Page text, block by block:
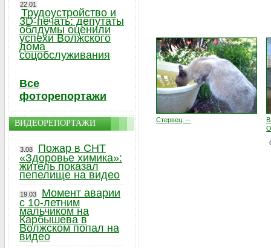
Стервец: --
22.01
Трудоустройство и
3D-печать: депутаты
облдумы оценили
успехи Волжского
дома
соцобслуживания
Все
фоторепортажи
ВИДЕОРЕПОРТАЖИ
3.08
Пожар в СНТ
«Здоровье химика»:
житель показал
пепелище на видео
19.03
Момент аварии
с 10-летним
мальчиком на
Карбышева в
Волжском попал на
видео